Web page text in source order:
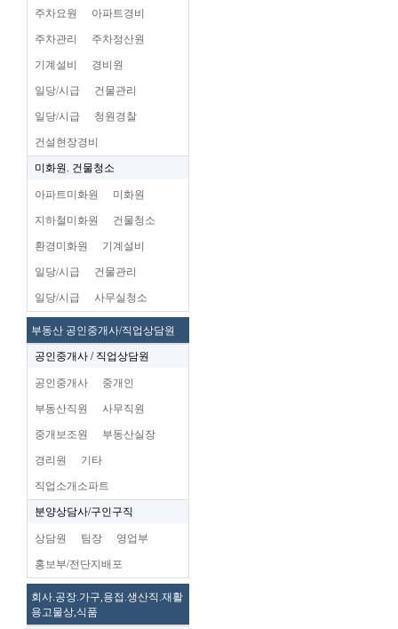
주차요원 아파트경비
주차관리 주차정산원
기계설비 경비원
일당/시급 건물관리
일당/시급 청원경찰
건설현장경비
미화원. 건물청소
아파트미화원 미화원
지하철미화원 건물청소
환경미화원 기계설비
일당/시급 건물관리
일당/시급 사무실청소
부동산 공인중개사/직업상담원
공인중개사 / 직업상담원
공인중개사 중개인
부동산직원 사무직원
중개보조원 부동산실장
경리원 기타
직업소개소파트
분양상담사/구인구직
상담원 팀장 영업부
홍보부/전단지배포
회사.공장.가구,용접.생산직.재활
용고물상,식품